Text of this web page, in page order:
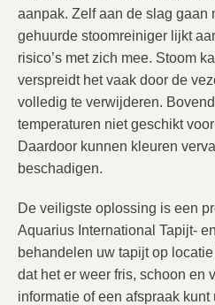
aanpak. Zelf aan de slag gaan
gehuurde stoomreiniger lijkt
risico’s met zich mee. Stoom
verspreidt het vaak door de
volledig te verwijderen.
temperaturen niet geschikt
Daardoor kunnen kleuren
beschadigen.
De veiligste oplossing is een
Aquarius International Tapijt-
behandelen uw tapijt op
dat het er weer fris, schoon en
informatie of een afspraak